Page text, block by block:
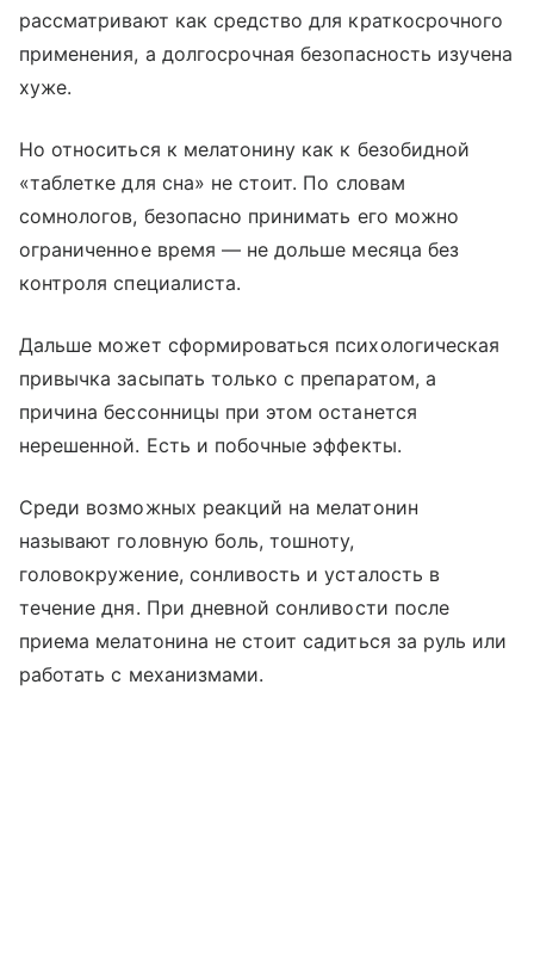
рассматривают как средство для краткосрочного
применения, а долгосрочная безопасность изучена
хуже.
Но относиться к мелатонину как к безобидной
«таблетке для сна» не стоит. По словам
сомнологов, безопасно принимать его можно
ограниченное время — не дольше месяца без
контроля специалиста.
Дальше может сформироваться психологическая
привычка засыпать только с препаратом, а
причина бессонницы при этом останется
нерешенной. Есть и побочные эффекты.
Среди возможных реакций на мелатонин
называют головную боль, тошноту,
головокружение, сонливость и усталость в
течение дня. При дневной сонливости после
приема мелатонина не стоит садиться за руль или
работать с механизмами.